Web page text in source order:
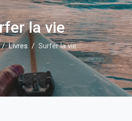
la vie
Livres Surfer la vie